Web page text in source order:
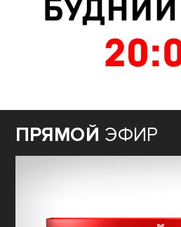
ПРЯМОЙ ЭФИР